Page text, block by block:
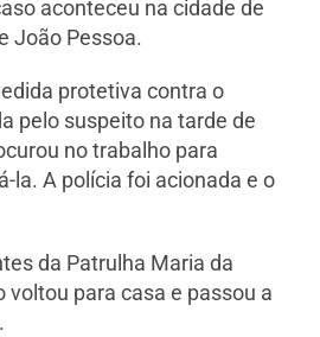
aconteceu na cidade de
João Pessoa.
protetiva contra o
pelo suspeito na tarde de
no trabalho para
la. A polícia foi acionada e o
da Patrulha Maria da
voltou para casa e passou a